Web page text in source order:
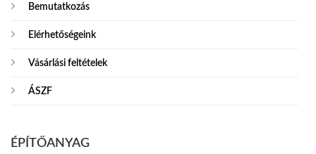
Bemutatkozás
Elérhetőségeink
Vásárlási feltételek
ÁSZF
ÉPÍTŐANYAG